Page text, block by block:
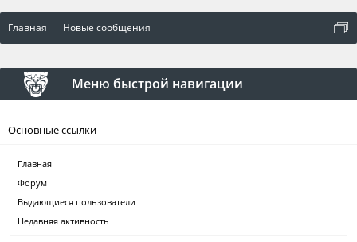
Главная Новые сообщения
Меню быстрой навигации
Основные ссылки
Главная
Форум
Выдающиеся пользователи
Недавняя активность
оват